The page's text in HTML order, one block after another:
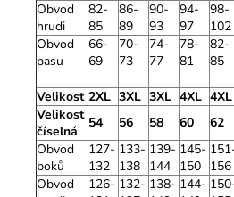
Obvod
hrudi
82-
85
86-
89
90-
93
94-
97
98-
102
Obvod
pasu
66-
69
70-
73
74-
77
78-
81
82-
85
Velikost 2XL 3XL 3XL 4XL 4XL
Velikost
číselná
54 56 58 60 62
Obvod
boků
127-
132
133-
138
139-
144
145-
150 156
Obvod
126- 132- 138- 144-